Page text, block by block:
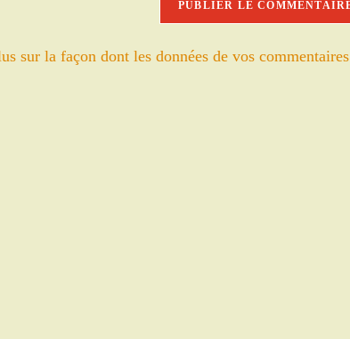
(facultatif)
sur la façon dont les données de vos commentaires